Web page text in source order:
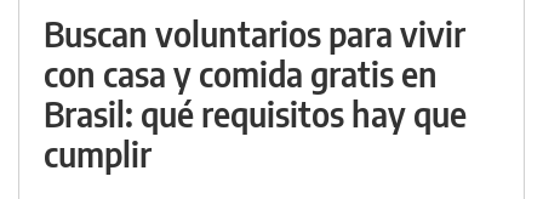
Buscan voluntarios para vivir
con casa y comida gratis en
Brasil: qué requisitos hay que
cumplir